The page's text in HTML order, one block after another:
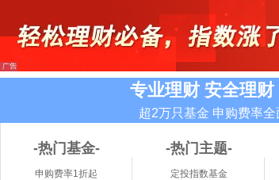
专业理财 安全理财
超2万只基金 申购费率全
-热门基金-
申购费率1折起
-热门主题-
定投指数基金